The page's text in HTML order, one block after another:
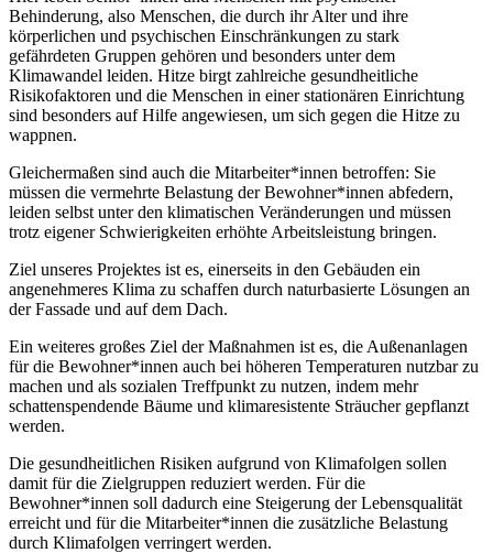
Behinderung, also Menschen, die durch ihr Alter und ihre
körperlichen und psychischen Einschränkungen zu stark
gefährdeten Gruppen gehören und besonders unter dem
Klimawandel leiden. Hitze birgt zahlreiche gesundheitliche
Risikofaktoren und die Menschen in einer stationären Einrichtung
sind besonders auf Hilfe angewiesen, um sich gegen die Hitze zu
wappnen.
Gleichermaßen sind auch die Mitarbeiter*innen betroffen: Sie
müssen die vermehrte Belastung der Bewohner*innen abfedern,
leiden selbst unter den klimatischen Veränderungen und müssen
trotz eigener Schwierigkeiten erhöhte Arbeitsleistung bringen.
Ziel unseres Projektes ist es, einerseits in den Gebäuden ein
angenehmeres Klima zu schaffen durch naturbasierte Lösungen an
der Fassade und auf dem Dach.
Ein weiteres großes Ziel der Maßnahmen ist es, die Außenanlagen
für die Bewohner*innen auch bei höheren Temperaturen nutzbar zu
machen und als sozialen Treffpunkt zu nutzen, indem mehr
schattenspendende Bäume und klimaresistente Sträucher gepflanzt
werden.
Die gesundheitlichen Risiken aufgrund von Klimafolgen sollen
damit für die Zielgruppen reduziert werden. Für die
Bewohner*innen soll dadurch eine Steigerung der Lebensqualität
erreicht und für die Mitarbeiter*innen die zusätzliche Belastung
durch Klimafolgen verringert werden.